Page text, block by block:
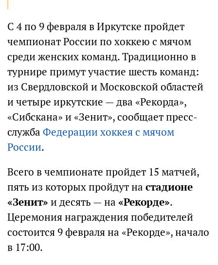
С 4 по 9 февраля в Иркутске пройдет
чемпионат России по хоккею с мячом
среди женских команд. Традиционно в
турнире примут участие шесть команд:
из Свердловской и Московской областей
и четыре иркутские — два «Рекорда»,
«Сибскана» и «Зенит», сообщает пресс-
служба Федерации хоккея с мячом
России.
Всего в чемпионате пройдет 15 матчей,
пять из которых пройдут на стадионе
«Зенит» и десять — на «Рекорде».
Церемония награждения победителей
состоится 9 февраля на «Рекорде», начало
в 17:00.